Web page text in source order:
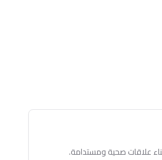
علاقات صحية ومستدامة.